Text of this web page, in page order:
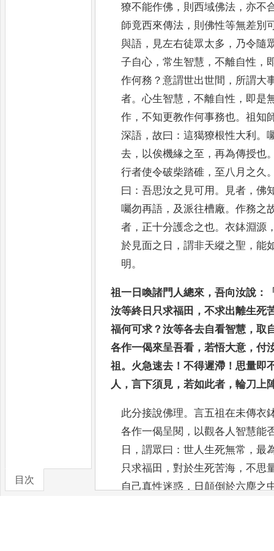
目次
獠不能作佛 ， 則西域佛法 ，亦不
師竟西來傳法 ， 則佛性等無差別
與語 ， 見左右徒眾太多 ， 乃令隨
子自心 ，常生智慧 ，不離自性 ，
作何務 ？意謂世出世間 ， 所謂大
者。心生智慧 ，不離自性 ， 即是
作 ，不知更教作何事務也。祖知
深語 ，故曰 ：這獦獠根性大利 。
去 ， 以俟機緣之至 ，再為傳授也
行者使令破柴踏碓 ，至八月之久
曰 ：吾思汝之見可用 。 見者 ，佛
囑勿再語 ， 及派往槽廠。作務之
者 ， 正十分護念之也。衣鉢淵源
於見面之日 ，謂非天縱之聖 ，能
明 。
祖一日喚諸門人總來 ，吾向汝說 ：
汝等終日只求福田 ，不求出離生死
福何可求 ？汝等各去自看智慧 ，取
各作一偈來呈吾看 ，若悟大意 ，付
祖 。 火急速去 ！不得遲滯 ！思量即
人 ，言下須見 ，若如此者 ，輪刀上
此分接說佛理。言五祖在未傳衣
各作一偈呈閱 ， 以觀各人智慧能
日 ，謂眾曰 ：世人生死無常 ，最
只求福田 ，對於生死苦海 ，不思
自己真性迷惑 ， 日顛倒於六塵之